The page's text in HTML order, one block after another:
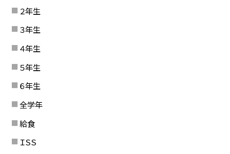
２年生
３年生
４年生
５年生
６年生
全学年
給食
ＩＳＳ